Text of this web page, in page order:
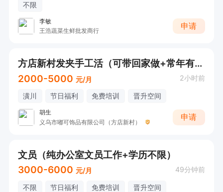
不限
李敏
王浩蔬菜生鲜批发商行
申请
方店新村发夹手工活（可带回家做+常年有活）
2000-5000 元/月 2小时前
潢川 节日福利 免费培训 晋升空间
胡生
义乌市嘟可饰品有限公司（方店新村）
申请
文员（纯办公室文员工作+学历不限）
3000-6000 元/月 49分钟前
不限 节日福利 免费培训 晋升空间